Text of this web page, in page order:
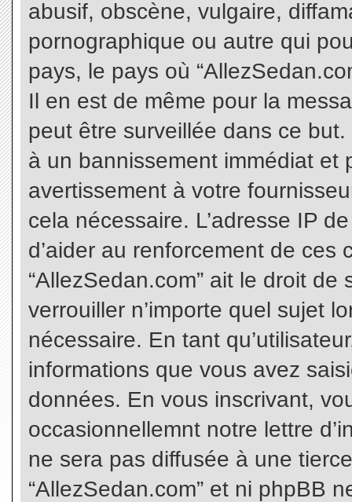
abusif, obscène, vulgaire,
pornographique ou autre qui
pays, le pays où
Il en est de même pour la
peut être surveillée dans ce
à un bannissement immédiat et
avertissement à votre
cela nécessaire. L’adresse IP
d’aider au renforcement de
“AllezSedan.com” ait le droit de
verrouiller n’importe quel sujet
nécessaire. En tant
informations que vous avez
données. En vous inscrivant,
occasionnellemnt notre lettre
ne sera pas diffusée à une
“AllezSedan.com” et ni phpBB